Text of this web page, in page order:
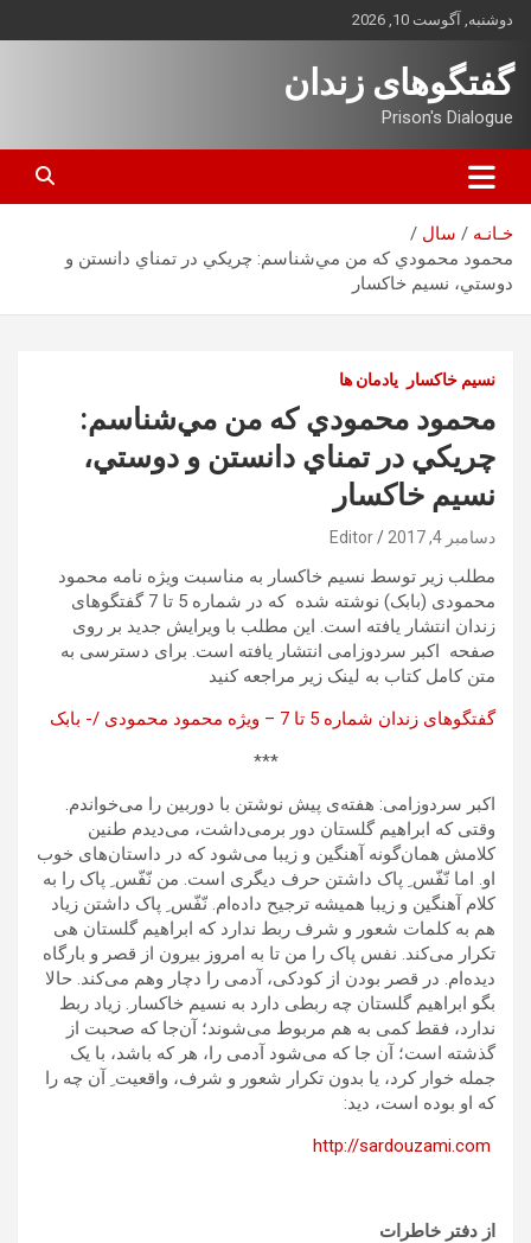
محتوا
بروید
دوشنبه, آگوست 10, 2026
گفتگوهای زندان
Prison's Dialogue
خـانـه
سال
محمود محمودي كه من مي‌شناسم: چريكي در تمناي دانستن و
دوستي، نسیم خاکسار
نسیم خاکسار یادمان ها
محمود محمودي كه من مي‌شناسم:
چريكي در تمناي دانستن و دوستي،
نسیم خاکسار
دسامبر 4, 2017 Editor
مطلب زیر توسط نسیم خاکسار به مناسبت ویژه نامه محمود
محمودی (بابک) نوشته شده که در شماره 5 تا 7 گفتگوهای
زندان انتشار یافته است. این مطلب با ویرایش جدید بر روی
صفحه اکبر سردوزامی انتشار یافته است. برای دسترسی به
متن کامل کتاب به لینک زیر مراجعه کنید
گفتگوهای زندان شماره 5 تا 7 – ویژه محمود محمودی /- بابک
***
اکبر سردوزامی: هفته‌ی پیش نوشتن با دوربین را می‌خواندم.
وقتی که ابراهیم گلستان دور برمی‌داشت، می‌دیدم طنین
کلامش همان‌گونه آهنگین و زیبا می‌شود که در داستان‌های خوب
او. اما نّفّس ِ پاک داشتن حرف دیگری است. من نّفّس ِ پاک را به
کلام آهنگین و زیبا همیشه ترجیح داده‌ام. نّفّس ِ پاک داشتن زیاد
هم به کلمات شعور و شرف ربط ندارد که ابراهیم گلستان هی
تکرار می‌کند. نفس پاک را من تا به امروز بیرون از قصر و بارگاه
دیده‌ام. در قصر بودن از کودکی، آدمی را دچار وهم می‌کند. حالا
بگو ابراهیم گلستان چه ربطی دارد به نسیم خاکسار. زیاد ربط
ندارد، فقط کمی به هم مربوط می‌شوند؛ آن‌جا که صحبت از
گذشته است؛ آن جا که می‌شود آدمی را، هر که باشد، با یک
جمله خوار کرد، یا بدون تکرار شعور و شرف، واقعیت ِ آن چه را
که او بوده است، دید:
http://sardouzami.com
از دفتر خاطرات